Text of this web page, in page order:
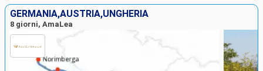
GERMANIA,AUSTRIA,UNGHERIA
8 giorni, AmaLea